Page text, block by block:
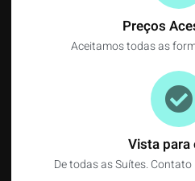
Preços
Aceitamos todas as
Vista para
De todas as Suítes.